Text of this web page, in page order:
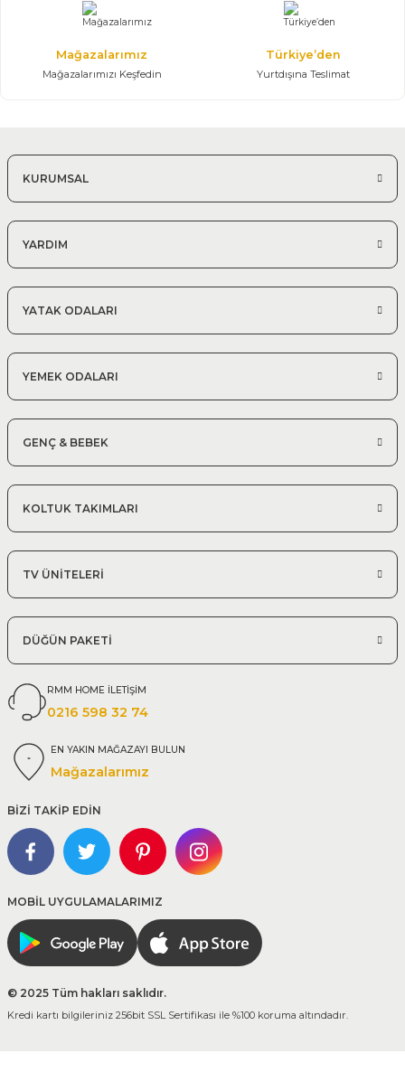
Mağazalarımız
Mağazalarımızı Keşfedin
Türkiye’den
Yurtdışına Teslimat
KURUMSAL
YARDIM
YATAK ODALARI
YEMEK ODALARI
GENÇ & BEBEK
KOLTUK TAKIMLARI
TV ÜNİTELERİ
DÜĞÜN PAKETİ
RMM HOME İLETİŞİM
0216 598 32 74
EN YAKIN MAĞAZAYI BULUN
Mağazalarımız
BİZİ TAKİP EDİN
MOBİL UYGULAMALARIMIZ
© 2025 Tüm hakları saklıdır.
Kredi kartı bilgileriniz 256bit SSL Sertifikası ile %100 koruma altındadır.